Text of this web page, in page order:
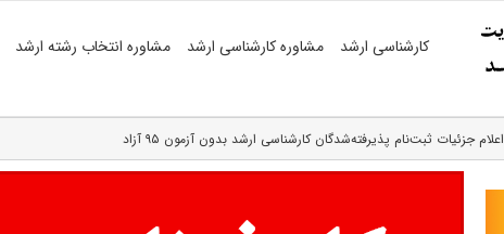
کارشناسی ارشد مشاوره کارشناسی ارشد مشاوره انتخاب رشته ارشد
اعلام جزئیات ثبت‌نام پذیرفته‌شدگان کارشناسی ارشد بدون آزمون ۹۵ آزاد